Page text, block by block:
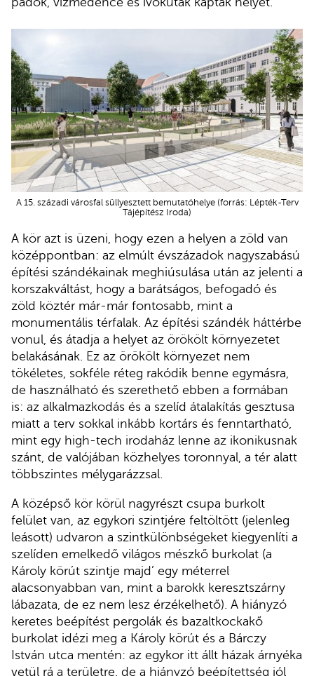
A 15. századi városfal süllyesztett bemutatóhelye (forrás: Lépték-Terv
Tájépítész Iroda)
A kör azt is üzeni, hogy ezen a helyen a zöld van
középpontban: az elmúlt évszázadok nagyszabású
építési szándékainak meghiúsulása után az jelenti a
korszakváltást, hogy a barátságos, befogadó és
zöld köztér már-már fontosabb, mint a
monumentális térfalak. Az építési szándék háttérbe
vonul, és átadja a helyet az örökölt környezetet
belakásának. Ez az örökölt környezet nem
tökéletes, sokféle réteg rakódik benne egymásra,
de használható és szerethető ebben a formában
is: az alkalmazkodás és a szelíd átalakítás gesztusa
miatt a terv sokkal inkább kortárs és fenntartható,
mint egy high-tech irodaház lenne az ikonikusnak
szánt, de valójában közhelyes toronnyal, a tér alatt
többszintes mélygarázzsal.
A középső kör körül nagyrészt csupa burkolt
felület van, az egykori szintjére feltöltött (jelenleg
leásott) udvaron a szintkülönbségeket kiegyenlíti a
szelíden emelkedő világos mészkő burkolat (a
Károly körút szintje majd’ egy méterrel
alacsonyabban van, mint a barokk keresztszárny
lábazata, de ez nem lesz érzékelhető). A hiányzó
keretes beépítést pergolák és bazaltkockakő
burkolat idézi meg a Károly körút és a Bárczy
István utca mentén: az egykor itt állt házak árnyéka
vetül rá a területre, de a hiányzó beépítettség jól